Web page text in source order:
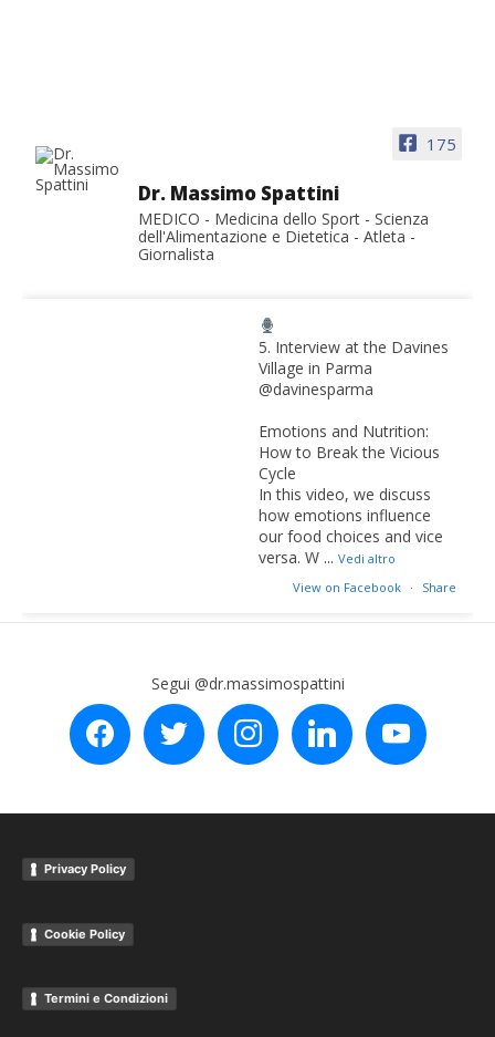
175
Dr. Massimo Spattini
MEDICO - Medicina dello Sport - Scienza
dell'Alimentazione e Dietetica - Atleta -
Giornalista
5. Interview at the Davines
Village in Parma
@davinesparma
Emotions and Nutrition:
How to Break the Vicious
Cycle
In this video, we discuss
how emotions influence
our food choices and vice
versa. W ... Vedi altro
View on Facebook · Share
Segui @dr.massimospattini
facebook
twitter instagram linkedin youtube
Privacy Policy
Cookie Policy
Termini e Condizioni